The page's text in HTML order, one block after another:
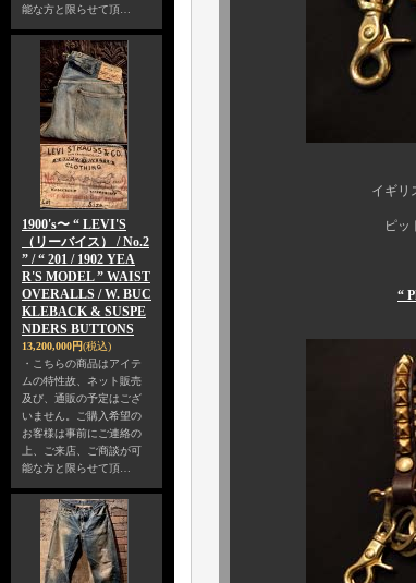
能な方と限らせて頂…
1900's〜 “ LEVI'S
（リーバイス） / No.2
” / “ 201 / 1902 YEA
R'S MODEL ” WAIST
OVERALLS / W. BUC
KLEBACK & SUSPE
NDERS BUTTONS
13,200,000円(税込)
・こちらの商品はアイテ
ムの特性故、ネット販売
及び、通販の予定はござ
いません。ご購入希望の
お客様は事前にご連絡の
上、ご来店、ご商談が可
能な方と限らせて頂…
イギリス製の アンテ
ピット鞣しによる牛
一点、一点、ハ
“